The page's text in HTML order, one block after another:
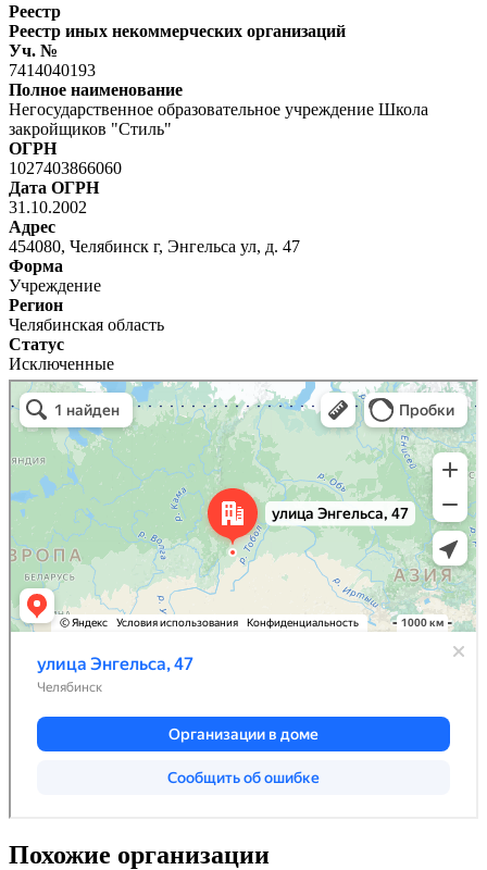
Реестр
Реестр иных некоммерческих организаций
Уч. №
7414040193
Полное наименование
Негосударственное образовательное учреждение Школа
закройщиков "Стиль"
ОГРН
1027403866060
Дата ОГРН
31.10.2002
Адрес
454080, Челябинск г, Энгельса ул, д. 47
Форма
Учреждение
Регион
Челябинская область
Статус
Исключенные
Похожие организации